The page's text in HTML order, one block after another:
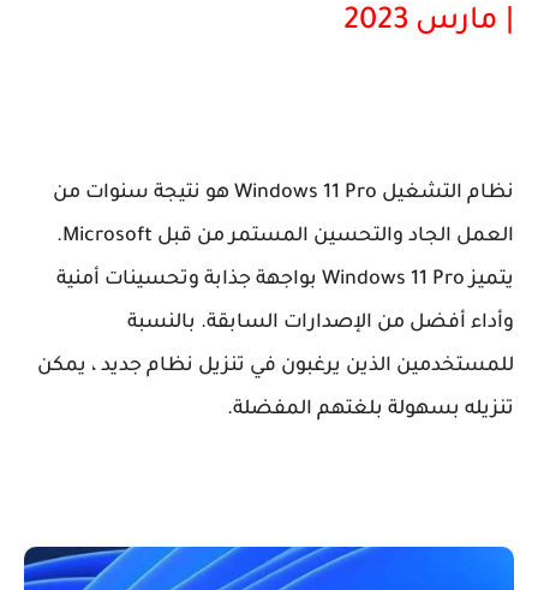
| مارس 2023
نظام التشغيل Windows 11 Pro هو نتيجة سنوات من
العمل الجاد والتحسين المستمر من قبل Microsoft.
يتميز Windows 11 Pro بواجهة جذابة وتحسينات أمنية
وأداء أفضل من الإصدارات السابقة. بالنسبة
للمستخدمين الذين يرغبون في تنزيل نظام جديد ، يمكن
تنزيله بسهولة بلغتهم المفضلة.